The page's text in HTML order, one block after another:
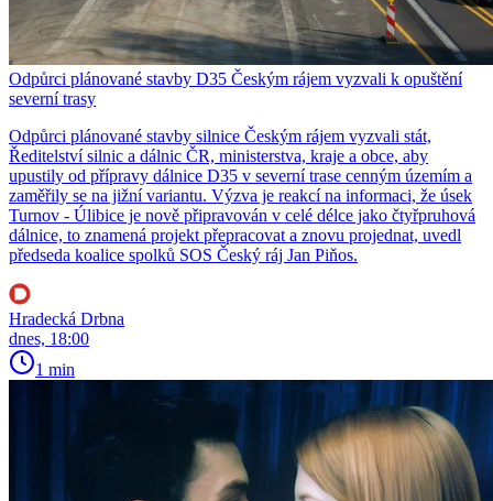
Odpůrci plánované stavby D35 Českým rájem vyzvali k opuštění
severní trasy
Odpůrci plánované stavby silnice Českým rájem vyzvali stát,
Ředitelství silnic a dálnic ČR, ministerstva, kraje a obce, aby
upustily od přípravy dálnice D35 v severní trase cenným územím a
zaměřily se na jižní variantu. Výzva je reakcí na informaci, že úsek
Turnov - Úlibice je nově připravován v celé délce jako čtyřpruhová
dálnice, to znamená projekt přepracovat a znovu projednat, uvedl
předseda koalice spolků SOS Český ráj Jan Piňos.
Hradecká Drbna
dnes, 18:00
1 min